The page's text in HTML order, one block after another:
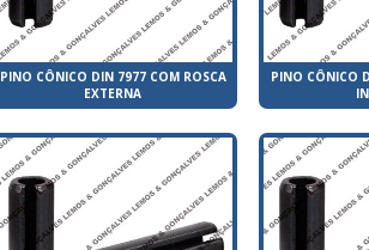
PINO CÔNICO DIN 7977 COM ROSCA
EXTERNA
PINO CÔNICO